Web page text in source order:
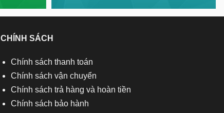
CHÍNH SÁCH
Chính sách thanh toán
Chính sách vận chuyển
Chính sách trả hàng và hoàn tiền
Chính sách bảo hành